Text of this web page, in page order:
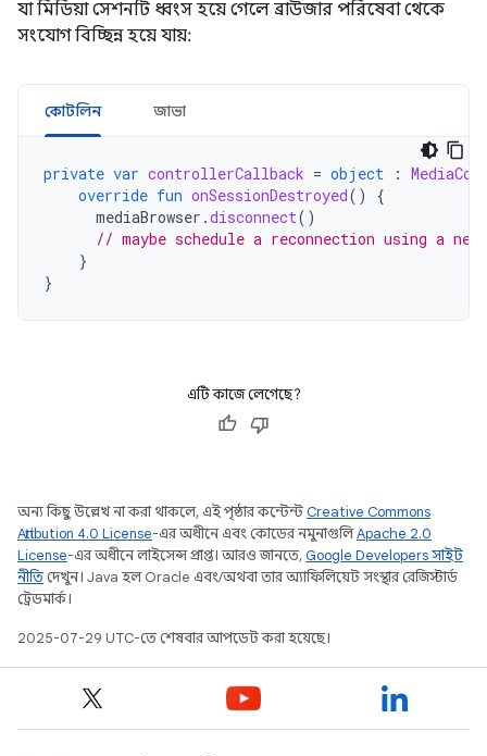
যা মিডিয়া সেশনটি ধ্বংস হয়ে গেলে ব্রাউজার পরিষেবা থেকে
সংযোগ বিচ্ছিন্ন হয়ে যায়:
কোটলিন জাভা
private var controllerCallback = object :
override fun onSessionDestroyed()
{
mediaBrowser .disconnect()
// maybe schedule a reconnection using a new
}
}
এটি কাজে লেগেছে?
অন্য কিছু উল্লেখ না করা থাকলে, এই পৃষ্ঠার কন্টেন্টCreative Commons
Attribution 4.0 License-এর অধীনে এবং কোডের নমুনাগুলিApache 2.0
License-এর অধীনে লাইসেন্স প্রাপ্ত। আরও জানতে,Google Developers সাইট
নীতি দেখুন। Java হল Oracle এবং/অথবা তার অ্যাফিলিয়েট সংস্থার রেজিস্টার্ড
ট্রেডমার্ক।
2025-07-29 UTC-তে শেষবার আপডেট করা হয়েছে।